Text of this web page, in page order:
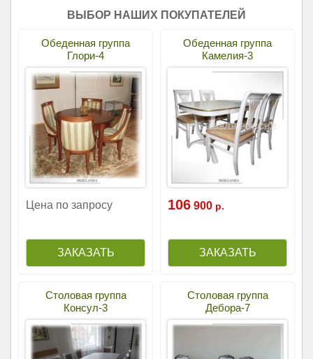
ВЫБОР НАШИХ ПОКУПАТЕЛЕЙ
Обеденная группа
Глори-4
Цена по запросу
Обеденная группа
Камелия-3
106 900 р.
Столовая группа
Консул-3
Столовая группа
Дебора-7